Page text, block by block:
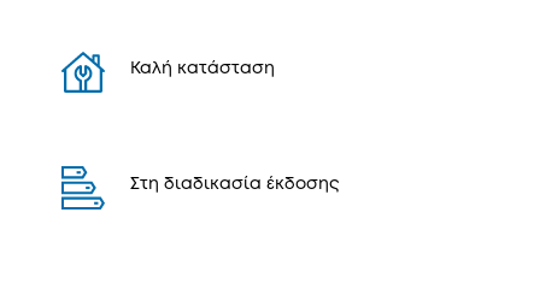
Καλή κατάσταση
Στη διαδικασία έκδοσης